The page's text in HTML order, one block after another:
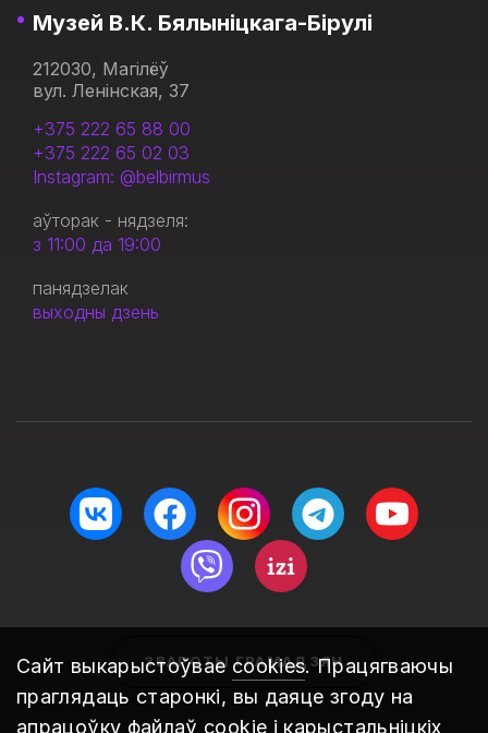
Сайт выкарыстоўвае cookies. Працягваючы
праглядаць старонкі, вы даяце згоду на
апрацоўку файлаў cookie і карыстальніцкіх
Музей В.К. Бялыніцкага-Бірулі
212030, Магілёў
вул. Ленінская, 37
+375 222 65 88 00
+375 222 65 02 03
Instagram: @belbirmus
аўторак - нядзеля:
з 11:00 да 19:00
панядзелак
выходны дзень
ЗВАРОТЫ ГРАМАДЗЯН